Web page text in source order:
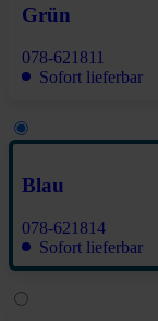
Grün
078-621811
Sofort lieferbar
Blau
078-621814
Sofort lieferbar